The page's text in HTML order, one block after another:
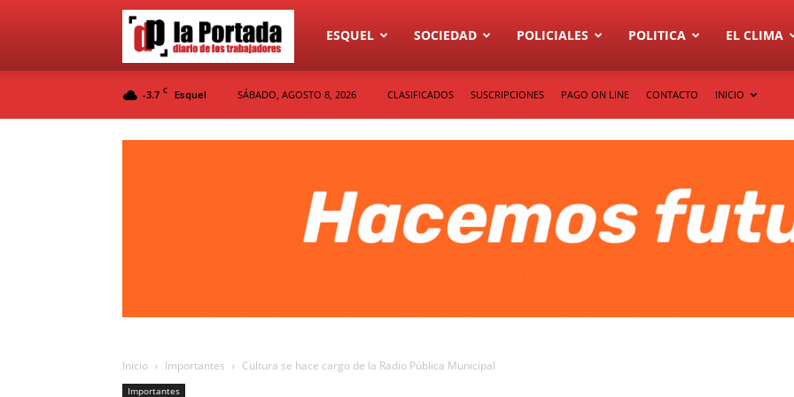
Diario
ESQUEL SOCIEDAD POLICIALES POLITICA EL CLIMA
-3.7 C Esquel SÁBADO, AGOSTO 8, 2026 CLASIFICADOS SUSCRIPCIONES PAGO ON LINE CONTACTO INICIO
Inicio Importantes Cultura se hace cargo de la Radio Pública Municipal
Importantes